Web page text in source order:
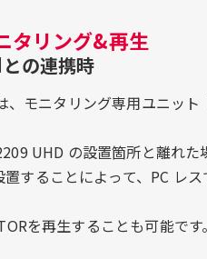
タリング&再生
の連携時
モニタリング専用ユニット
UHD の設置箇所と離れた
することによって、PC レ
を再生することも可能です。